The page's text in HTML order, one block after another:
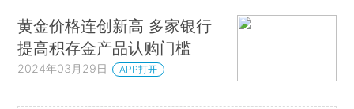
黄金价格连创新高 多家银行
提高积存金产品认购门槛
2024年03月29日 APP打开